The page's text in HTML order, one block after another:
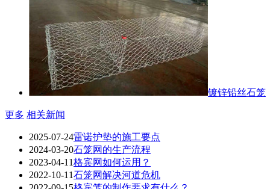
镀锌铅丝石笼
更多 相关新闻
2025-07-24雷诺护垫的施工要点
2024-03-20石笼网的生产流程
2023-04-11格宾网如何运用？
2022-10-11石笼网解决河道危机